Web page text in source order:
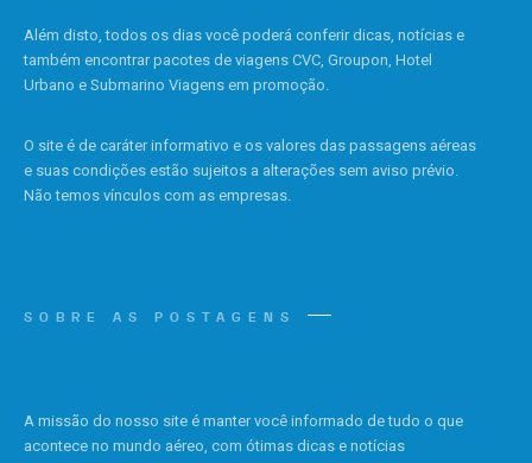
Além disto, todos os dias você poderá conferir dicas, notícias e
também encontrar pacotes de viagens CVC, Groupon, Hotel
Urbano e Submarino Viagens em promoção.
O site é de caráter informativo e os valores das passagens aéreas
e suas condições estão sujeitos a alterações sem aviso prévio.
Não temos vínculos com as empresas.
SOBRE AS POSTAGENS
A missão do nosso site é manter você informado de tudo o que
acontece no mundo aéreo, com ótimas dicas e notícias